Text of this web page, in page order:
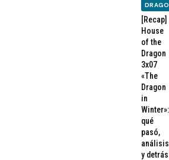
[Recap]
House
of the
Dragon
3x07
«The
Dragon
in
Winter»:
qué
pasó,
análisis
y detrás